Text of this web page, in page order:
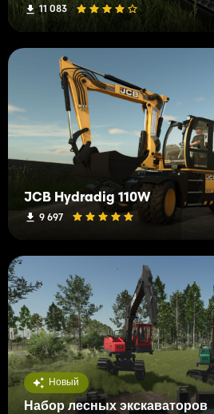
11 083
JCB Hydradig 110W
9 697
Новый
Набор лесных экскаваторов